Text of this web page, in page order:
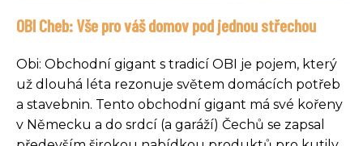
OBI Cheb: Vše pro váš domov pod jednou střechou
Obi: Obchodní gigant s tradicí OBI je pojem, který
už dlouhá léta rezonuje světem domácích potřeb
a stavebnin. Tento obchodní gigant má své kořeny
v Německu a do srdcí (a garáží) Čechů se zapsal